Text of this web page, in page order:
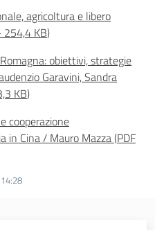
agricoltura e libero
254,4 KB)
obiettivi, strategie
Garavini, Sandra
KB)
cooperazione
in Cina / Mauro Mazza(PDF